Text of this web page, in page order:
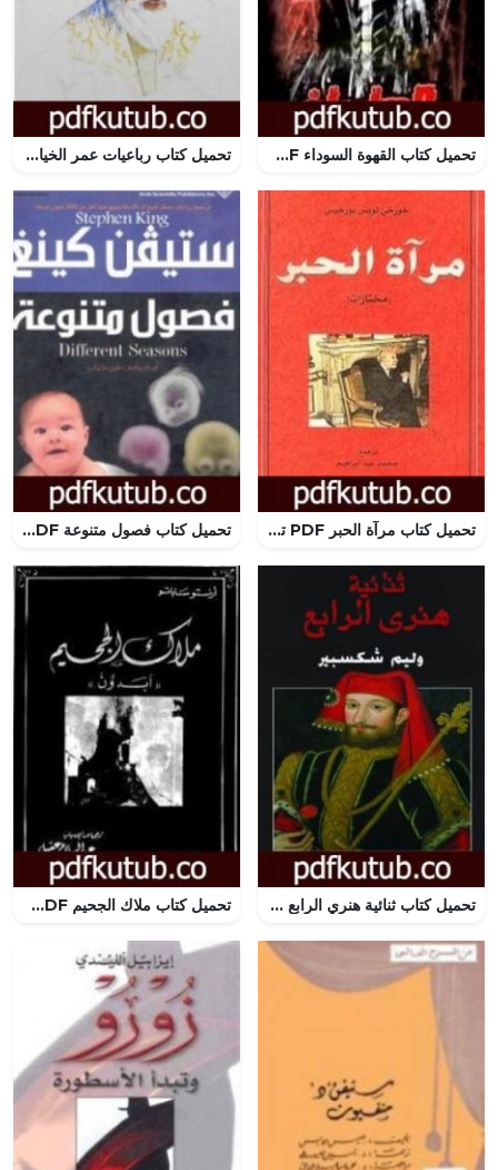
تحميل كتاب القهوة السوداء PDF تأليف أغاثا كريستي مجانا [كامل] تحميل كتاب رباعيات عمر الخيام المصورة PDF تأليف عمر الخيام مجانا [كامل]
تحميل كتاب مرآة الحبر PDF تأليف خورخي لويس بورخيس مجانا [كامل] تحميل كتاب فصول متنوعة PDF تأليف ستيفن كينغ مجانا [كامل]
تحميل كتاب ثنائية هنري الرابع PDF تأليف وليم شكسبير مجانا [كامل] تحميل كتاب ملاك الجحيم PDF تأليف إرنستو ساباتو مجانا [كامل]